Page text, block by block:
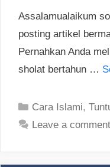
Assalamualaikum
posting artikel
Pernahkan Anda
sholat bertahun …
Categories
Cara Islami,
Leave a comment